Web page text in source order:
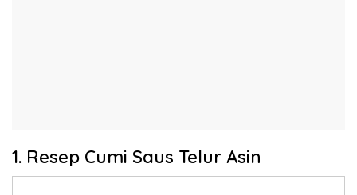
1. Resep Cumi Saus Telur Asin